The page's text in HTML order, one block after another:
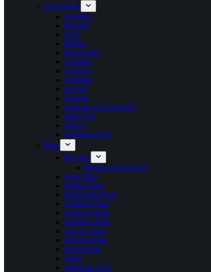
Gold Filled
Argollas
Broches
Aros
Bolitas
Mostacillas
Alambre
Adornos
Terminal
Apriete
Tuercas
Cadenas GF por metro
Valier GF
Discos
Armazón Aros
Plata
Broches
Broches Exclusivos
Aros Plata
Bolitas Plata
Mostacillas Plata
Alambre Plata
Adornos Plata
Terminal Plata
Tuercas Plata
Chiches Plata
Portachiche
Valier
Armazón Aros